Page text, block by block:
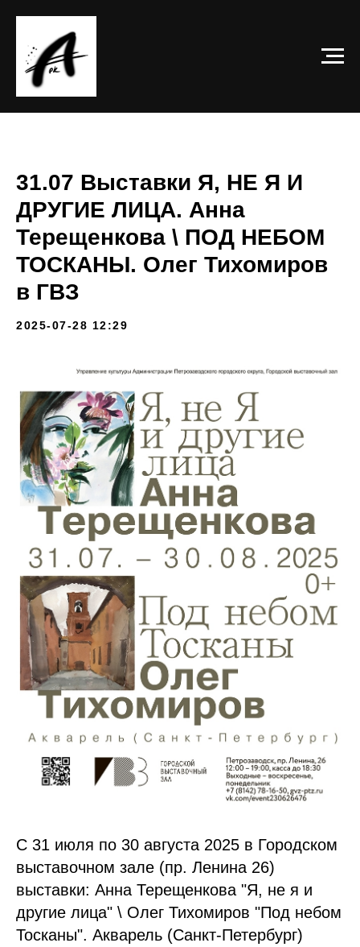
31.07 Выставки Я, НЕ Я И
ДРУГИЕ ЛИЦА. Анна
Терещенкова \ ПОД НЕБОМ
ТОСКАНЫ. Олег Тихомиров
в ГВЗ
2025-07-28 12:29
С 31 июля по 30 августа 2025 в Городском
выставочном зале (пр. Ленина 26)
выставки: Анна Терещенкова "Я, не я и
другие лица" \ Олег Тихомиров "Под небом
Тосканы". Акварель (Санкт-Петербург)